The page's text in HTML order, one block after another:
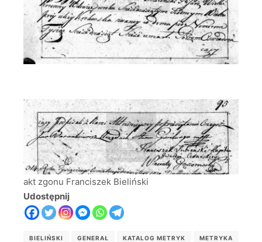
akt zgonu Franciszek Bieliński
Udostępnij
BIELIŃSKI GENERAŁ KATALOG METRYK METRYKA